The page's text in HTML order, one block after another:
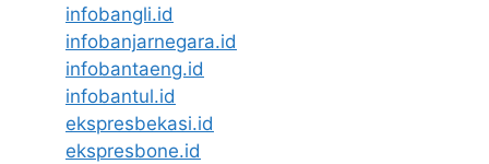
infobangli.id
infobanjarnegara.id
infobantaeng.id
infobantul.id
ekspresbekasi.id
ekspresbone.id